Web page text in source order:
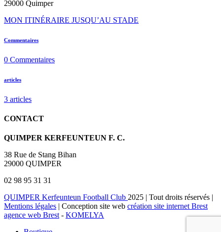
29000 Quimper
MON ITINÉRAIRE JUSQU’AU STADE
Commentaires
0 Commentaires
articles
3 articles
CONTACT
QUIMPER KERFEUNTEUN F. C.
38 Rue de Stang Bihan
29000 QUIMPER
02 98 95 31 31
QUIMPER Kerfeunteun Football Club 2025 | Tout droits réservés |
Mentions légales | Conception site web création site internet Brest
agence web Brest - KOMELYA